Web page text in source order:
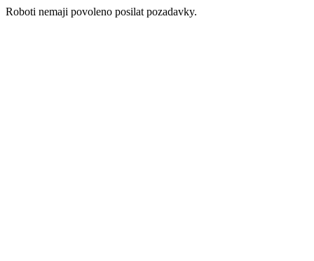
Roboti nemaji povoleno posilat pozadavky.